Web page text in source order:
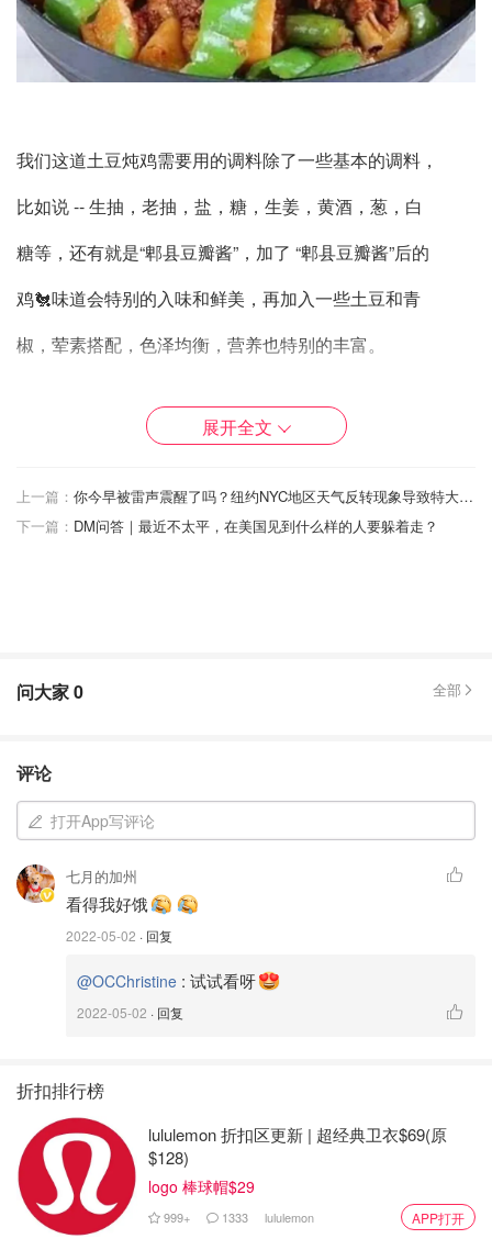
我们这道土豆炖鸡需要用的调料除了一些基本的调料，
比如说 -- 生抽，老抽，盐，糖，生姜，黄酒，葱，白
糖等，还有就是“郫县豆瓣酱”，加了 “郫县豆瓣酱”后的
鸡🐔味道会特别的入味和鲜美，再加入一些土豆和青
椒，荤素搭配，色泽均衡，营养也特别的丰富。
克，葱适量
1- 土鸡斩块洗净，土豆去皮切块，青椒洗净后切块
展开全文
上一篇：
你今早被雷声震醒了吗？纽约NYC地区天气反转现象导致特大雷鸣
下一篇： DM问答｜最近不太平，在美国见到什么样的人要躲着走？
问大家0 全部
评论
打开App写评论
七月的加州
看得我好饿
2022-05-02 · 回复
@OCChristine : 试试看呀
2022-05-02 · 回复
折扣排行榜
lululemon 折扣区更新 | 超经典卫衣$69(原
$128)
logo 棒球帽$29
999+ 1333 lululemon APP打开